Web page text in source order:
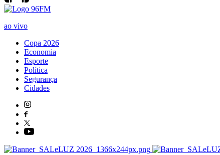
ao vivo
Copa 2026
Economia
Esporte
Política
Segurança
Cidades